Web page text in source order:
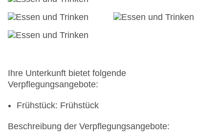
Ihre Unterkunft bietet folgende
Verpflegungsangebote:
Frühstück: Frühstück
Beschreibung der Verpflegungsangebote: